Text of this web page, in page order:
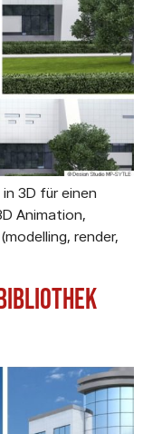
3D für einen
Animation,
render,